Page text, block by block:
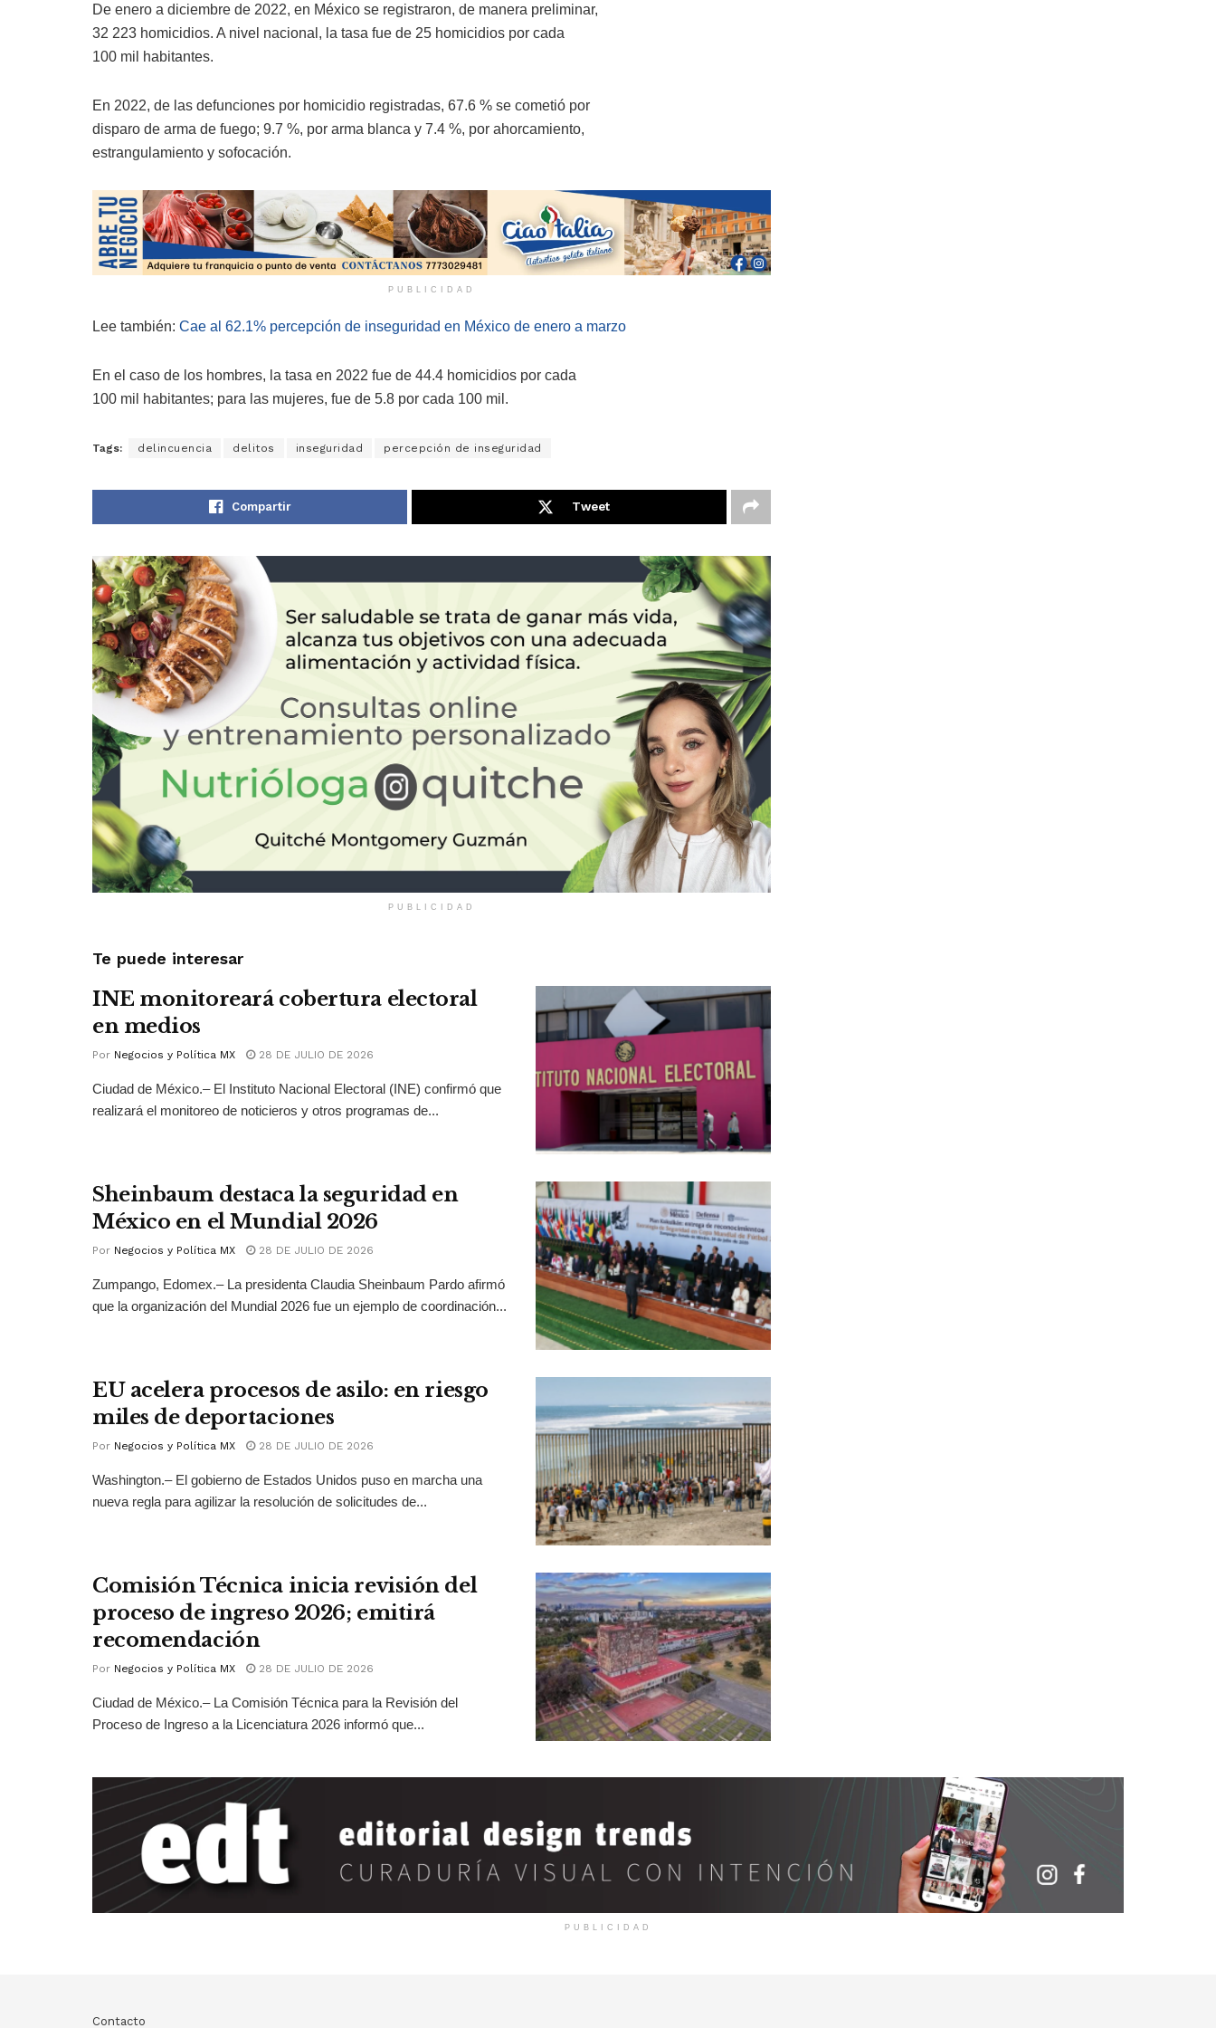
De enero a diciembre de 2022, en México se registraron, de manera preliminar,
32 223 homicidios. A nivel nacional, la tasa fue de 25 homicidios por cada
100 mil habitantes.
En 2022, de las defunciones por homicidio registradas, 67.6 % se cometió por
disparo de arma de fuego; 9.7 %, por arma blanca y 7.4 %, por ahorcamiento,
estrangulamiento y sofocación.
PUBLICIDAD
Lee también: Cae al 62.1% percepción de inseguridad en México de enero a marzo
En el caso de los hombres, la tasa en 2022 fue de 44.4 homicidios por cada
100 mil habitantes; para las mujeres, fue de 5.8 por cada 100 mil.
Tags: delincuencia delitos inseguridad percepción de inseguridad
Compartir Tweet
PUBLICIDAD
Te puede interesar
INE monitoreará cobertura electoral
en medios
Por Negocios y Política MX 28 DE JULIO DE 2026
Ciudad de México.– El Instituto Nacional Electoral (INE) confirmó que
realizará el monitoreo de noticieros y otros programas de...
Sheinbaum destaca la seguridad en
México en el Mundial 2026
Por Negocios y Política MX 28 DE JULIO DE 2026
Zumpango, Edomex.– La presidenta Claudia Sheinbaum Pardo afirmó
que la organización del Mundial 2026 fue un ejemplo de coordinación...
EU acelera procesos de asilo: en riesgo
miles de deportaciones
Por Negocios y Política MX 28 DE JULIO DE 2026
Washington.– El gobierno de Estados Unidos puso en marcha una
nueva regla para agilizar la resolución de solicitudes de...
Comisión Técnica inicia revisión del
proceso de ingreso 2026; emitirá
recomendación
Por Negocios y Política MX 28 DE JULIO DE 2026
Ciudad de México.– La Comisión Técnica para la Revisión del
Proceso de Ingreso a la Licenciatura 2026 informó que...
PUBLICIDAD
Contacto